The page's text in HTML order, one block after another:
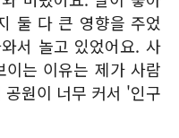
둘 다 큰 영향을 주었
서 놀고 있었어요. 사
는 이유는 제가 사람
원이 너무 커서 '인구